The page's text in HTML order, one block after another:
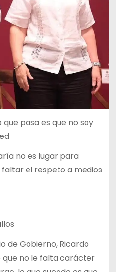
pasa es que no soy
no es lugar para
el respeto a medios
de Gobierno, Ricardo
que no le falta carácter